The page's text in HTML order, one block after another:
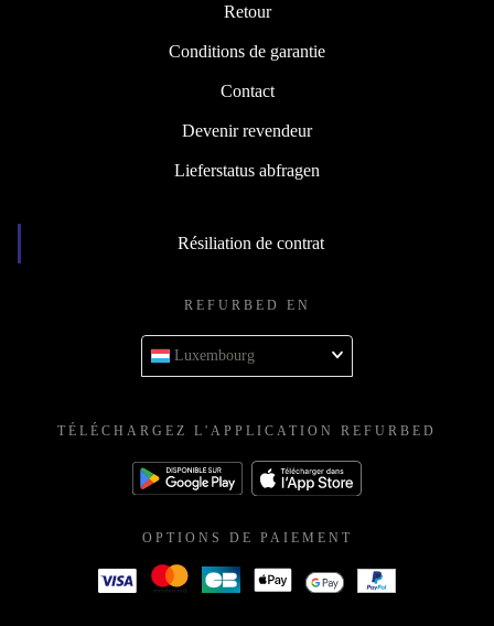
Retour
Conditions de garantie
Contact
Devenir revendeur
Lieferstatus abfragen
Résiliation de contrat
REFURBED EN
Luxembourg
TÉLÉCHARGEZ L'APPLICATION REFURBED
OPTIONS DE PAIEMENT